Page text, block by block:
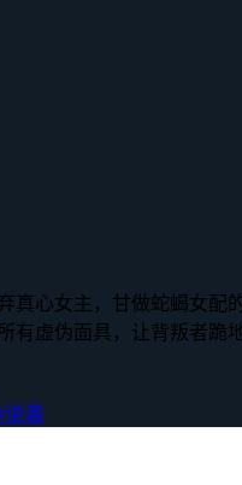
真心女主，甘做蛇蝎女配
有虚伪面具，让背叛者跪
逆袭